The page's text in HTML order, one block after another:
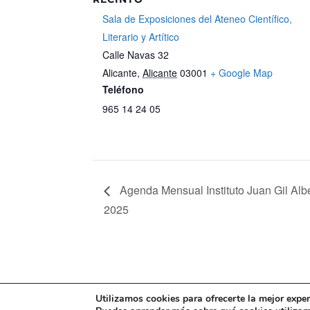
Sala de Exposiciones del Ateneo Científico,
Literario y Artítico
Calle Navas 32
Alicante, Alicante 03001 + Google Map
Teléfono
965 14 24 05
Agenda Mensual Instituto Juan Gil
2025
Mapa web Política de Privacidad
Utilizamos cookies para ofrecerte la mejor